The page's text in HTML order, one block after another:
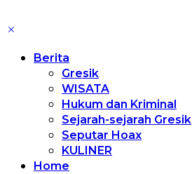
Berita
Gresik
WISATA
Hukum dan Kriminal
Sejarah-sejarah Gresik
Seputar Hoax
KULINER
Home